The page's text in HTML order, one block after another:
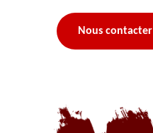
Nous contacter